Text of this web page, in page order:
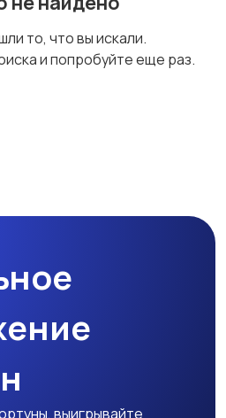
то, что вы искали.
и попробуйте еще раз.
выигрывайте